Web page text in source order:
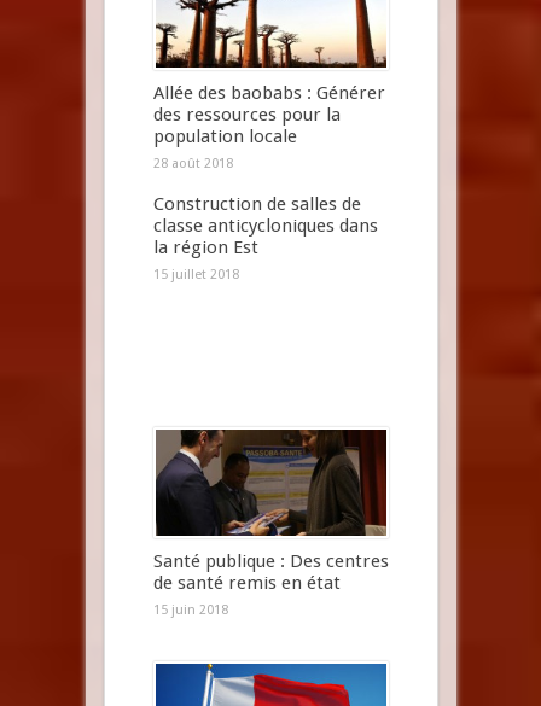
Allée des baobabs : Générer
des ressources pour la
population locale
28 août 2018
Construction de salles de
classe anticycloniques dans
la région Est
15 juillet 2018
Santé publique : Des centres
de santé remis en état
15 juin 2018